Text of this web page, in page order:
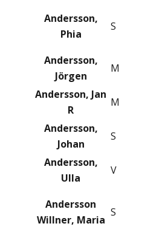
Andersson,
Phia
S
Andersson,
Jörgen
M
Andersson, Jan
R
M
Andersson,
Johan
S
Andersson,
Ulla
V
Andersson
Willner, Maria
S